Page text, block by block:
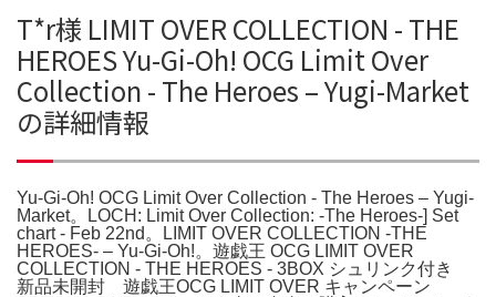
T*r様 LIMIT OVER COLLECTION - THE
HEROES Yu-Gi-Oh! OCG Limit Over
Collection - The Heroes – Yugi-Market
の詳細情報
Yu-Gi-Oh! OCG Limit Over Collection - The Heroes – Yugi-
Market。LOCH: Limit Over Collection: -The Heroes-] Set
chart - Feb 22nd。LIMIT OVER COLLECTION -THE
HEROES- – Yu-Gi-Oh!。遊戯王 OCG LIMIT OVER
COLLECTION - THE HEROES - 3BOX シュリンク付き
新品未開封 遊戯王OCG LIMIT OVER キャンペーン